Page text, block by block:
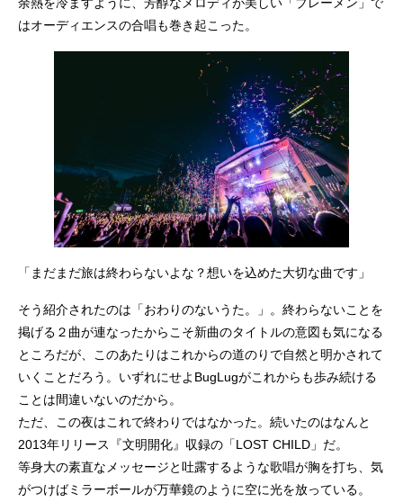
はオーディエンスの合唱も巻き起こった。
「まだまだ旅は終わらないよな？想いを込めた大切な曲です」
そう紹介されたのは「おわりのないうた。」。終わらないことを
掲げる２曲が連なったからこそ新曲のタイトルの意図も気になる
ところだが、このあたりはこれからの道のりで自然と明かされて
いくことだろう。いずれにせよBugLugがこれからも歩み続ける
ことは間違いないのだから。
ただ、この夜はこれで終わりではなかった。続いたのはなんと
2013年リリース『文明開化』収録の「LOST CHILD」だ。
等身大の素直なメッセージと吐露するような歌唱が胸を打ち、気
がつけばミラーボールが万華鏡のように空に光を放っている。